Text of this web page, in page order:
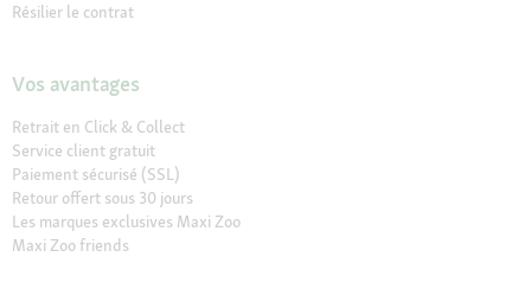
Résilier le contrat
Vos avantages
Retrait en Click & Collect
Service client gratuit
Paiement sécurisé (SSL)
Retour offert sous 30 jours
Les marques exclusives Maxi Zoo
Maxi Zoo friends